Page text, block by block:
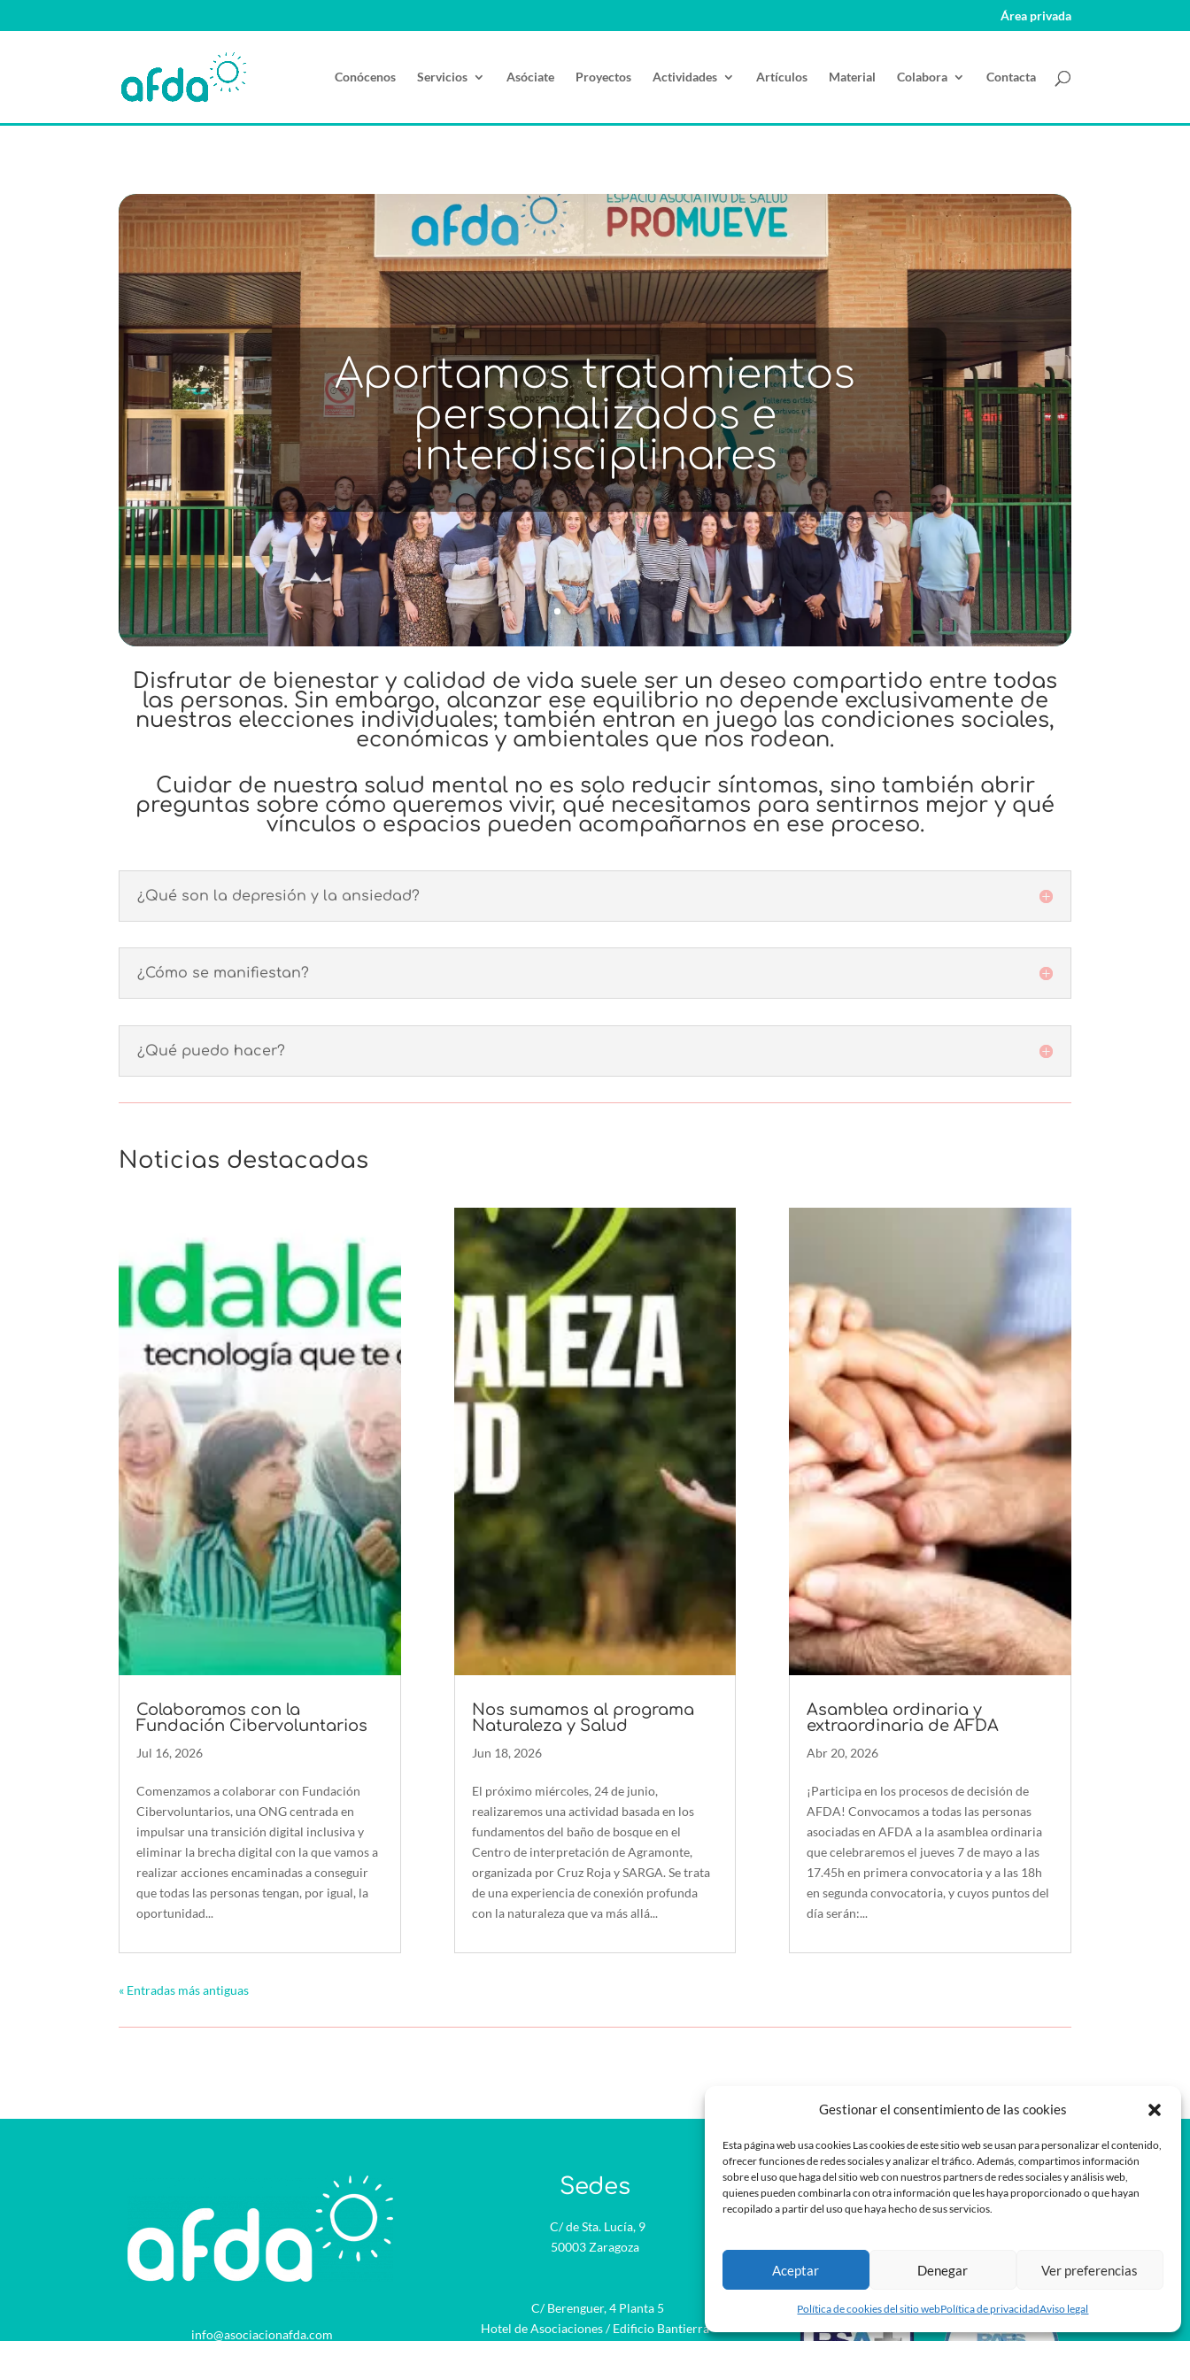
Gestionar el consentimiento de las cookies
Esta página web usa cookies Las cookies de este sitio web se usan para personalizar el contenido,
ofrecer funciones de redes sociales y analizar el tráfico. Además, compartimos información
sobre el uso que haga del sitio web con nuestros partners de redes sociales y análisis web,
quienes pueden combinarla con otra información que les haya proporcionado o que hayan
recopilado a partir del uso que haya hecho de sus servicios.
Aceptar Denegar Ver preferencias
Política de cookies del sitio webPolítica de privacidadAviso legal
Área privada
Conócenos Servicios Asóciate Proyectos Actividades Artículos Material Colabora Contacta
Reduciendo las desigualdades
en el acceso a servicios de
salud especializados
Disfrutar de bienestar y calidad de vida suele ser un deseo compartido entre todas
las personas. Sin embargo, alcanzar ese equilibrio no depende exclusivamente de
nuestras elecciones individuales; también entran en juego las condiciones sociales,
económicas y ambientales que nos rodean.
Cuidar de nuestra salud mental no es solo reducir síntomas, sino también abrir
preguntas sobre cómo queremos vivir, qué necesitamos para sentirnos mejor y qué
vínculos o espacios puedenacompañarnos en ese proceso.
¿Qué son la depresión y la ansiedad?
¿Cómo se manifiestan?
¿Qué puedo hacer?
Noticias destacadas
Colaboramos con la
Fundación Cibervoluntarios
Jul 16, 2026
Comenzamos a colaborar con Fundación
Cibervoluntarios, una ONG centrada en
impulsar una transición digital inclusiva y
eliminar la brecha digital con la que vamos a
realizar acciones encaminadas a conseguir
que todas las personas tengan, por igual, la
oportunidad...
Nos sumamos al programa
Naturaleza y Salud
Jun 18, 2026
El próximo miércoles, 24 de junio,
realizaremos una actividad basada en los
fundamentos del baño de bosque en el
Centro de interpretación de Agramonte,
organizada por Cruz Roja y SARGA. Se trata
de una experiencia de conexión profunda
con la naturaleza que va más allá...
Asamblea ordinaria y
extraordinaria de AFDA
Abr 20, 2026
¡Participa en los procesos de decisión de
AFDA! Convocamos a todas las personas
asociadas en AFDA a la asamblea ordinaria
que celebraremos el jueves 7 de mayo a las
17.45h en primera convocatoria y a las 18h
en segunda convocatoria, y cuyos puntos del
día serán:...
« Entradas más antiguas
info@asociacionafda.com
Sedes
C/ de Sta. Lucía, 9
50003 Zaragoza
C/ Berenguer, 4 Planta 5
Hotel de Asociaciones / Edificio Bantierra